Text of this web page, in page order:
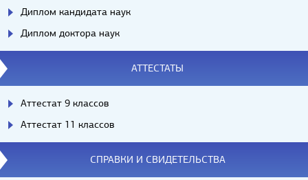
Диплом кандидата наук
Диплом доктора наук
АТТЕСТАТЫ
Аттестат 9 классов
Аттестат 11 классов
СПРАВКИ И СВИДЕТЕЛЬСТВА